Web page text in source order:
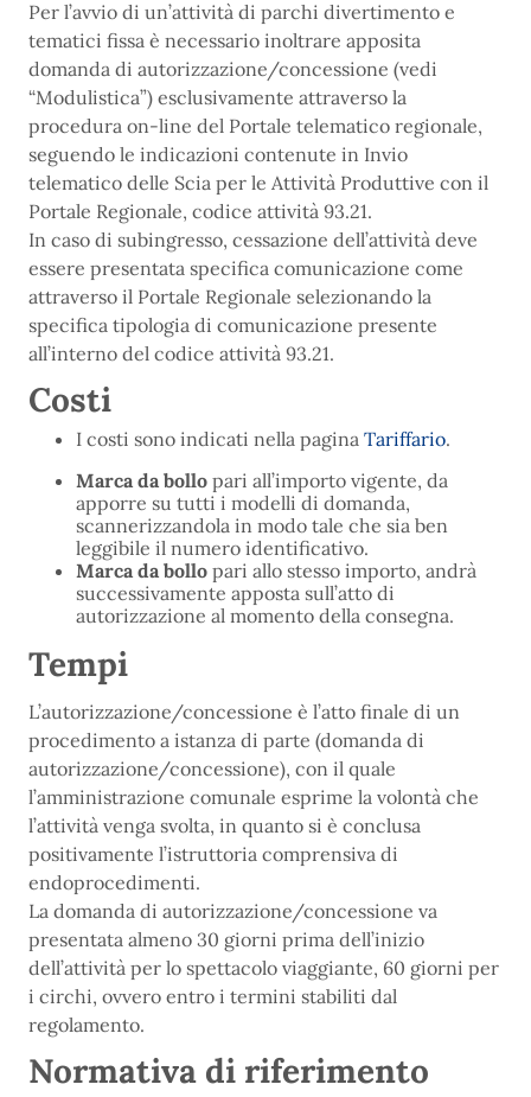
Per l’avvio di un’attività di parchi divertimento e
tematici fissa è necessario inoltrare apposita
domanda di autorizzazione/concessione (vedi
“Modulistica”) esclusivamente attraverso la
procedura on-line del Portale telematico regionale,
seguendo le indicazioni contenute in Invio
telematico delle Scia per le Attività Produttive con il
Portale Regionale, codice attività 93.21.
In caso di subingresso, cessazione dell’attività deve
essere presentata specifica comunicazione come
attraverso il Portale Regionale selezionando la
specifica tipologia di comunicazione presente
all’interno del codice attività 93.21.
Costi
I costi sono indicati nella pagina Tariffario.
Marca da bollo pari all’importo vigente, da
apporre su tutti i modelli di domanda,
scannerizzandola in modo tale che sia ben
leggibile il numero identificativo.
Marca da bollo pari allo stesso importo, andrà
successivamente apposta sull’atto di
autorizzazione al momento della consegna.
Tempi
L’autorizzazione/concessione è l’atto finale di un
procedimento a istanza di parte (domanda di
autorizzazione/concessione), con il quale
l’amministrazione comunale esprime la volontà che
l’attività venga svolta, in quanto si è conclusa
positivamente l’istruttoria comprensiva di
endoprocedimenti.
La domanda di autorizzazione/concessione va
presentata almeno 30 giorni prima dell’inizio
dell’attività per lo spettacolo viaggiante, 60 giorni per
i circhi, ovvero entro i termini stabiliti dal
regolamento.
Normativa di riferimento